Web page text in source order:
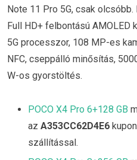
Note 11 Pro 5G, csak
Full HD+ felbontású AMOLED
5G processzor, 108 MP-es
NFC, cseppálló minősítás,
W-os gyorstöltés.
POCO X4 Pro 6+128 GB
az A353CC62D4E6
szállítással.